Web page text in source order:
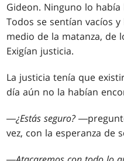
Gideon. Ninguno lo
Todos se sentían vacíos
medio de la matanza, de
Exigían justicia.
La justicia tenía que
día aún no la habían
―¿Estás seguro?
vez, con la esperanza de